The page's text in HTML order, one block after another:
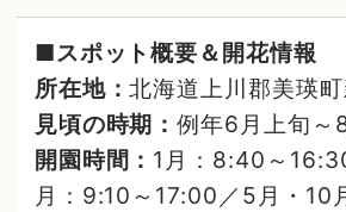
■スポット概要＆開花情報
所在地：北海道上川郡美瑛
見頃の時期：例年6月上旬～
開園時間： 1月：8:40～
月：9:10～17:00／5月・10